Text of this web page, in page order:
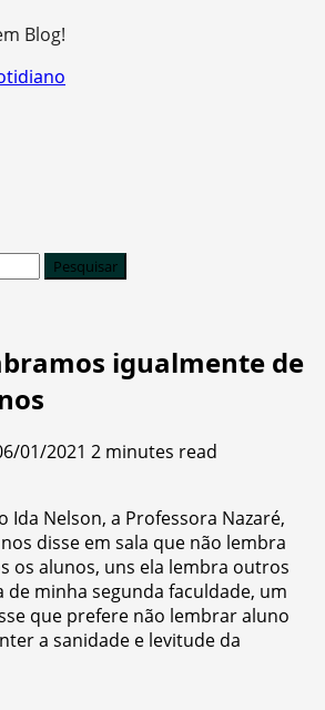
Blog!
igualmente de
01/2021 2 minutes read
Ida Nelson, a Professora Nazaré,
disse em sala que não lembra
os alunos, uns ela lembra outros
de minha segunda faculdade, um
que prefere não lembrar aluno
a sanidade e levitude da